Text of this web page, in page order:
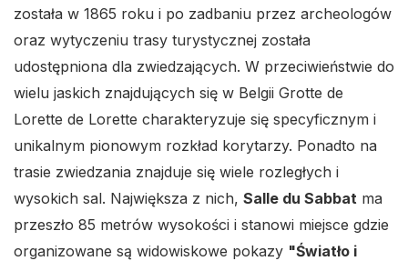
została w 1865 roku i po zadbaniu przez archeologów
oraz wytyczeniu trasy turystycznej została
udostępniona dla zwiedzających. W przeciwieństwie do
wielu jaskich znajdujących się w Belgii Grotte de
Lorette de Lorette charakteryzuje się specyficznym i
unikalnym pionowym rozkład korytarzy. Ponadto na
trasie zwiedzania znajduje się wiele rozległych i
wysokich sal. Największa z nich, Salle du Sabbat ma
przeszło 85 metrów wysokości i stanowi miejsce gdzie
organizowane są widowiskowe pokazy "Światło i